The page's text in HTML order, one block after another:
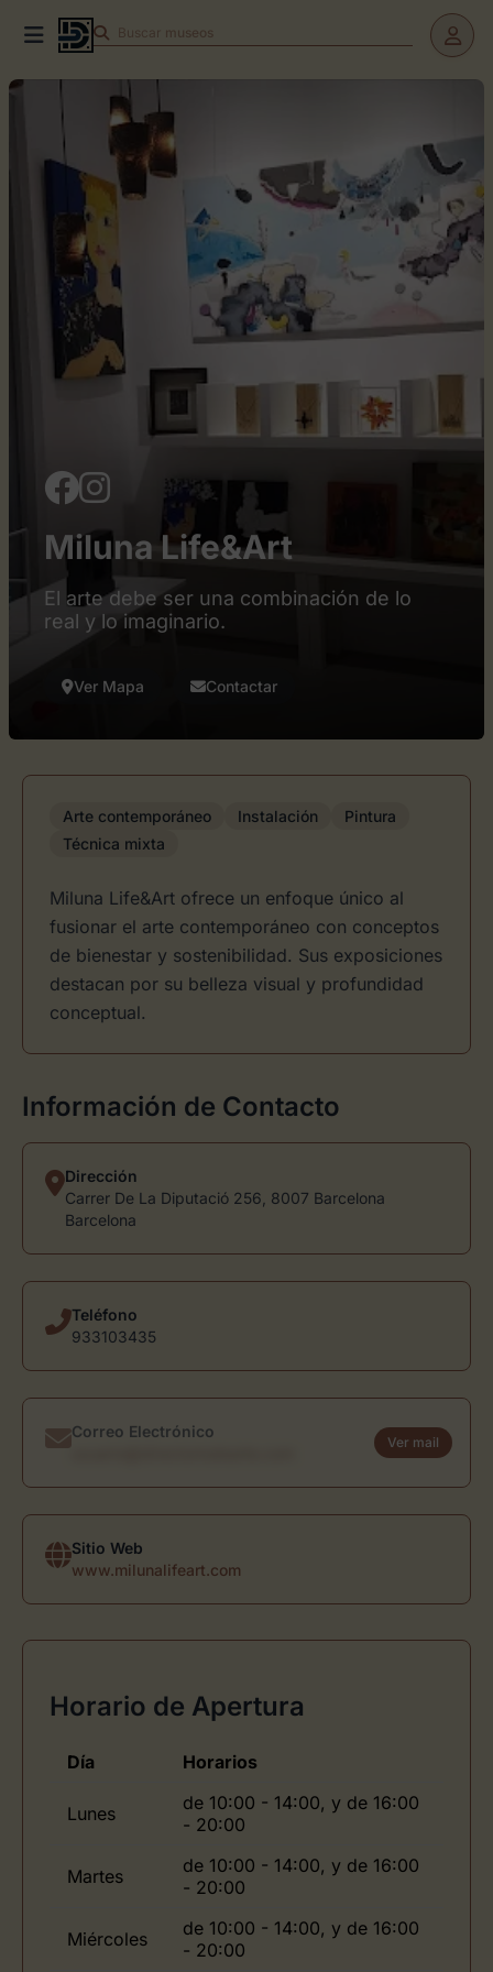
Buscar museos
Miluna Life&Art
El arte debe ser una combinación de lo
real y lo imaginario.
Ver Mapa Contactar
Arte contemporáneo Instalación
Pintura
Técnica mixta
Miluna Life&Art ofrece un enfoque único al
fusionar el arte contemporáneo con conceptos
de bienestar y sostenibilidad. Sus exposiciones
destacan por su belleza visual y profundidad
conceptual.
Información de Contacto
Dirección
Carrer De La Diputació 256, 8007 Barcelona
Barcelona
Teléfono
933103435
Correo Electrónico
Ver mail
Sitio Web
www.milunalifeart.com
Horario de Apertura
Día Horarios
Lunes
de 10:00 - 14:00, y de 16:00
- 20:00
Martes
de 10:00 - 14:00, y de 16:00
- 20:00
Miércoles
de 10:00 - 14:00, y de 16:00
- 20:00